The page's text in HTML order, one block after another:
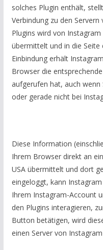
solches Plugin enthält,
Verbindung zu den
Plugins wird von
übermittelt und in die Seite
Einbindung erhält
Browser die
aufgerufen hat, auch
oder gerade nicht bei
Diese Information
Ihrem Browser direkt an
USA übermittelt und dort
eingeloggt, kann
Ihrem Instagram-Account
den Plugins interagieren,
Button betätigen, wird
einen Server von